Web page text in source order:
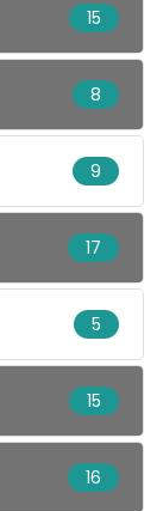
15
8
9
17
5
15
16